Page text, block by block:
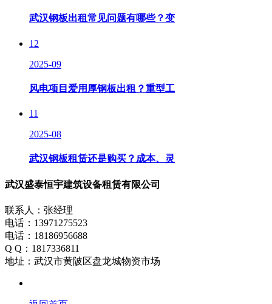
武汉钢板出租常见问题有哪些？变
12
2025-09
风电项目爱用厚钢板出租？重型工
11
2025-08
武汉钢板租赁还是购买？成本、灵
武汉盛泰恒宇建筑设备租赁有限公司
联系人：张经理
电话：13971275523
电话：18186956688
Q Q：1817336811
地址：武汉市黄陂区盘龙城物资市场